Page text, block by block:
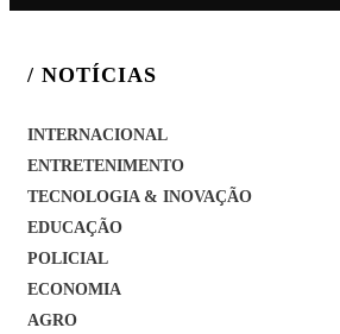
/ NOTÍCIAS
INTERNACIONAL
ENTRETENIMENTO
TECNOLOGIA & INOVAÇÃO
EDUCAÇÃO
POLICIAL
ECONOMIA
AGRO